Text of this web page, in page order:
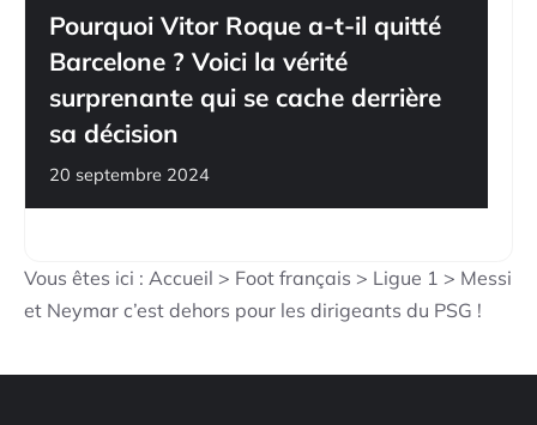
Pourquoi Vitor Roque a-t-il quitté
Barcelone ? Voici la vérité
surprenante qui se cache derrière
sa décision
20 septembre 2024
Vous êtes ici : Accueil > Foot français > Ligue 1 > Messi
et Neymar c’est dehors pour les dirigeants du PSG !